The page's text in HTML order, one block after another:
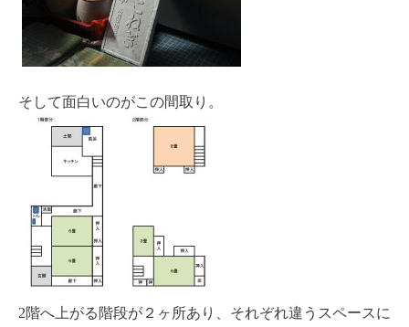
そして面白いのがこの間取り。
2階へ上がる階段が２ヶ所あり、それぞれ違うスペースに